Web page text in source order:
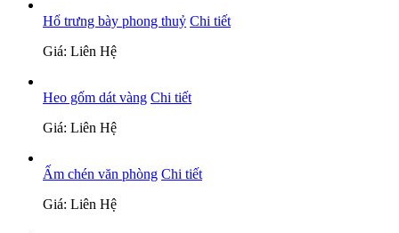
Hổ trưng bày phong thuỷ Chi tiết
Giá: Liên Hệ
Heo gốm dát vàng Chi tiết
Giá: Liên Hệ
Ấm chén văn phòng Chi tiết
Giá: Liên Hệ